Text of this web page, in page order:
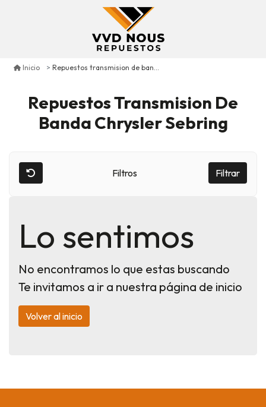
Inicio Repuestos transmision de banda chrysler sebring
Repuestos Transmision De
Banda Chrysler Sebring
Filtros Filtrar
Lo sentimos
No encontramos lo que estas buscando
Te invitamos a ir a nuestra página de inicio
Volver al inicio